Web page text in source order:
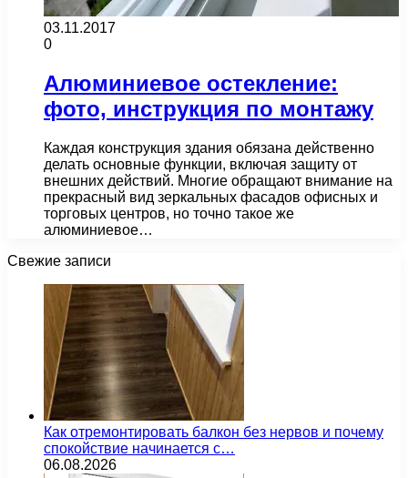
03.11.2017
0
Алюминиевое остекление:
фото, инструкция по монтажу
Каждая конструкция здания обязана действенно
делать основные функции, включая защиту от
внешних действий. Многие обращают внимание на
прекрасный вид зеркальных фасадов офисных и
торговых центров, но точно такое же
алюминиевое…
Свежие записи
Как отремонтировать балкон без нервов и почему
спокойствие начинается с…
06.08.2026